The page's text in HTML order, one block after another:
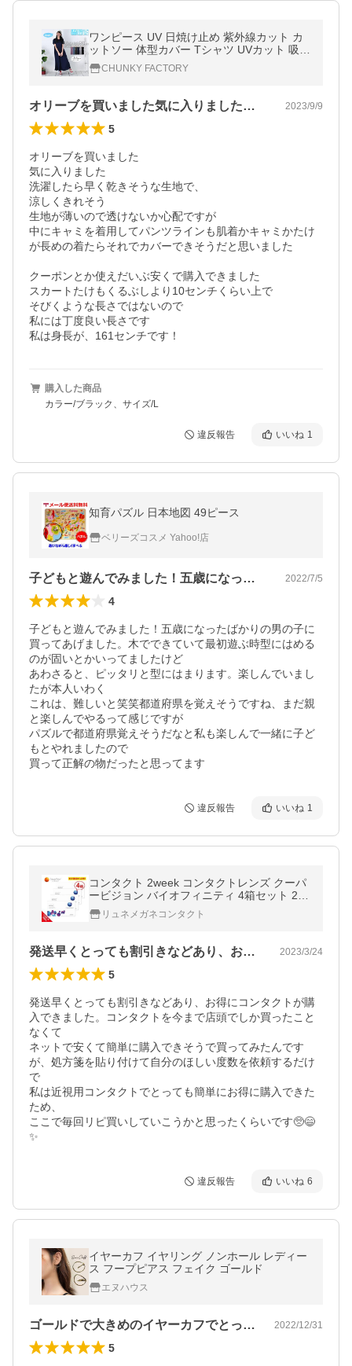
ワンピース UV 日焼け止め 紫外線カット カ
ットソー 体型カバー Tシャツ UVカット 吸汗
速乾 Aライン ロング丈 マキシ丈 ワンピース
CHUNKY FACTORY
オリーブを買いました気に入りました洗濯… 2023/9/9
5
オリーブを買いました
気に入りました
洗濯したら早く乾きそうな生地で、
涼しくきれそう
生地が薄いので透けないか心配ですが
中にキャミを着用してパンツラインも肌着かキャミかたけ
が長めの着たらそれでカバーできそうだと思いました
クーポンとか使えだいぶ安くで購入できました
スカートたけもくるぶしより10センチくらい上で
そびくような長さではないので
私には丁度良い長さです
購入した商品
カラー/ブラック、サイズ/L
違反報告 いいね 1
知育パズル 日本地図 49ピース
ベリーズコスメ Yahoo!店
子どもと遊んでみました！五歳になったば… 2022/7/5
4
子どもと遊んでみました！五歳になったばかりの男の子に
買ってあげました。木でできていて最初遊ぶ時型にはめる
のが固いとかいってましたけど
あわさると、ピッタリと型にはまります。楽しんでいまし
たが本人いわく
これは、難しいと笑笑都道府県を覚えそうですね、まだ親
と楽しんでやるって感じですが
パズルで都道府県覚えそうだなと私も楽しんで一緒に子ど
もとやれましたので
買って正解の物だったと思ってます
違反報告 いいね 1
コンタクト 2week コンタクトレンズ クーパ
ービジョン バイオフィニティ 4箱セット 2週
間 リュネメガネコンタクト
発送早くとっても割引きなどあり、お得に… 2023/3/24
5
発送早くとっても割引きなどあり、お得にコンタクトが購
入できました。コンタクトを今まで店頭でしか買ったこと
なくて
ネットで安くて簡単に購入できそうで買ってみたんです
が、処方箋を貼り付けて自分のほしい度数を依頼するだけ
で
私は近視用コンタクトでとっても簡単にお得に購入できた
ため、
ここで毎回リピ買いしていこうかと思ったくらいです🥺😄
✨
違反報告 いいね 6
イヤーカフ イヤリング ノンホール レディー
ス フープピアス フェイク ゴールド
エヌハウス
ゴールドで大きめのイヤーカフでとっても… 2022/12/31
5